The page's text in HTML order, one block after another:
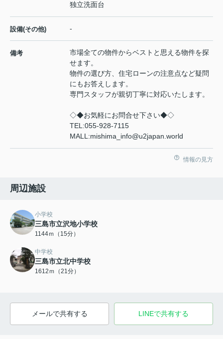
独立洗面台
設備(その他) -
備考
市場全ての物件からベストと思える物件を探
せます。
物件の選び方、住宅ローンの注意点など疑問
にもお答えします。
専門スタッフが親切丁寧に対応いたします。
◇◆お気軽にお問合せ下さい◆◇
TEL:055-928-7115
MALL:mishima_info@u2japan.world
情報の見方
周辺施設
小学校
三島市立沢地小学校
1144ｍ（15分）
中学校
三島市立北中学校
1612ｍ（21分）
メールで共有する LINEで共有する